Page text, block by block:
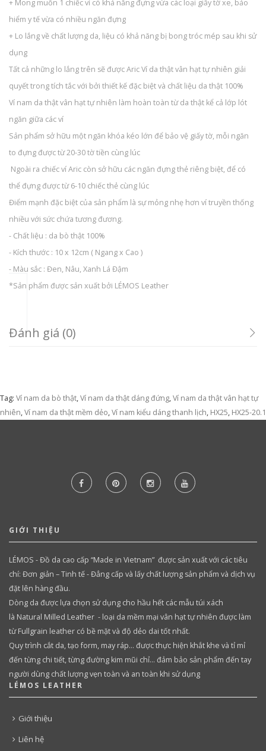
+ Mong muốn 1 chiếc ví có khả năng đựng vừa các loại giấy tờ xe, bảo
hiểm y tế vừa có nhiều ngăn đựng
+ Lo lắng về chất lượng da, liệu có khả năng bị bong tróc mép sau khi sử
dụng
Tất cả những lo lắng trên sẽ được Aric Ví da thật vân hạt tự nhiên giải
quyết trong tích tắc với bởi thiết kế đặc biệt và chất liệu da thật 100%
Ví nam da thật vân hạt tự nhiên làm hoàn toàn từ da thật kể cả lớp lót
ngăn giữa các ví
Sản phẩm sở hữu một ngăn khóa kéo lớn để bảo vệ giấy tờ, mỗi ngăn
to đựng được từ 20-30 tờ tiền cùng lúc
Ngoài ra chiếc ví Aric còn sở hữu các ngăn đựng thẻ riêng biệt, để có
thể đựng được từ 6-10 chiếc thẻ cùng lúc
Điểm mạnh đặc biệt của sản phẩm là sự mỏng nhẹ hơn ví truyền thống
nhiều với sức chứa tương đương.
- Chất liệu : da bò thật 100%
- Kích thước : 10 x 12cm ( Ngang x Cao )
- Màu sắc : Đen, Nâu, Xanh Lá Đậm
*Sản phẩm được sản xuất bởi LÉMOS Leather
Đánh giá (0)
Tag: Ví nam da bò thật,Ví nam da thật dáng đứng,Ví nam da thật vân hạt tự
nhiên,Ví nam da thật mềm dẻo,Ví nam kiểu dáng thanh lịch, HX25, HX25-20.1
GIỚI THIỆU
LÉMOS - Đồ da cao cấp “Made in Vietnam” được sản xuất với các tiêu
chí: Đơn giản – Tinh tế - Đẳng cấp và lấy chất lượng sản phẩm và dịch vụ
đặt lên hàng đầu.
Dòng da được lựa chọn sử dụng cho hầu hết các mẫu túi xách
là Natural Milled Leather - loại da mềm mại vân hạt tự nhiên được làm
từ Fullgrain leather có bề mặt và độ dẻo dai tốt nhất.
Quy trình cắt da, tạo form, may ráp… được thực hiện khắt khe và tỉ mỉ
đến từng chi tiết, từng đường kim mũi chỉ… đảm bảo sản phẩm đến tay
người dùng chất lượng vẹn toàn và an toàn khi sử dụng
LÉMOS LEATHER
Giới thiệu
Liên hệ